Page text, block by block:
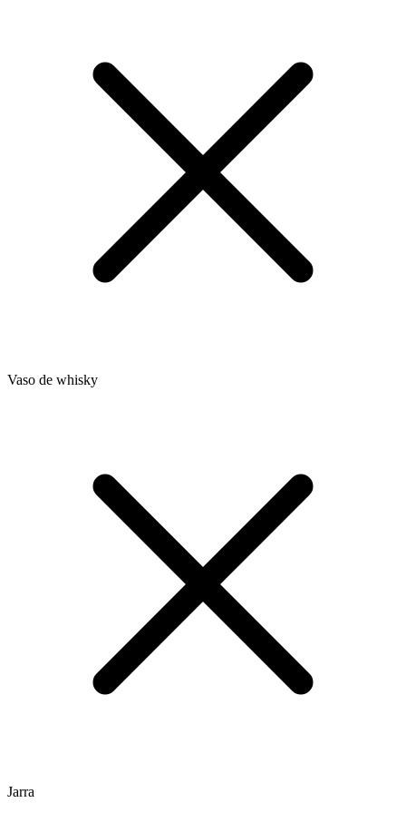
Vaso de whisky
Jarra